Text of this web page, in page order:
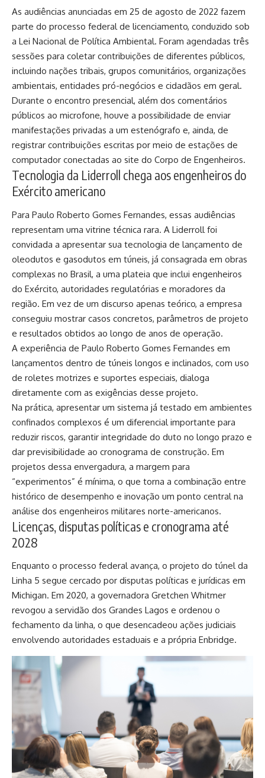
As audiências anunciadas em 25 de agosto de 2022 fazem
parte do processo federal de licenciamento, conduzido sob
a Lei Nacional de Política Ambiental. Foram agendadas três
sessões para coletar contribuições de diferentes públicos,
incluindo nações tribais, grupos comunitários, organizações
ambientais, entidades pró-negócios e cidadãos em geral.
Durante o encontro presencial, além dos comentários
públicos ao microfone, houve a possibilidade de enviar
manifestações privadas a um estenógrafo e, ainda, de
registrar contribuições escritas por meio de estações de
computador conectadas ao site do Corpo de Engenheiros.
Tecnologia da Liderroll chega aos engenheiros do
Exército americano
Para Paulo Roberto Gomes Fernandes, essas audiências
representam uma vitrine técnica rara. A Liderroll foi
convidada a apresentar sua tecnologia de lançamento de
oleodutos e gasodutos em túneis, já consagrada em obras
complexas no Brasil, a uma plateia que inclui engenheiros
do Exército, autoridades regulatórias e moradores da
região. Em vez de um discurso apenas teórico, a empresa
conseguiu mostrar casos concretos, parâmetros de projeto
e resultados obtidos ao longo de anos de operação.
A experiência de Paulo Roberto Gomes Fernandes em
lançamentos dentro de túneis longos e inclinados, com uso
de roletes motrizes e suportes especiais, dialoga
diretamente com as exigências desse projeto.
Na prática, apresentar um sistema já testado em ambientes
confinados complexos é um diferencial importante para
reduzir riscos, garantir integridade do duto no longo prazo e
dar previsibilidade ao cronograma de construção. Em
projetos dessa envergadura, a margem para
“experimentos” é mínima, o que torna a combinação entre
histórico de desempenho e inovação um ponto central na
análise dos engenheiros militares norte-americanos.
Licenças, disputas políticas e cronograma até
2028
Enquanto o processo federal avança, o projeto do túnel da
Linha 5 segue cercado por disputas políticas e jurídicas em
Michigan. Em 2020, a governadora Gretchen Whitmer
revogou a servidão dos Grandes Lagos e ordenou o
fechamento da linha, o que desencadeou ações judiciais
envolvendo autoridades estaduais e a própria Enbridge.